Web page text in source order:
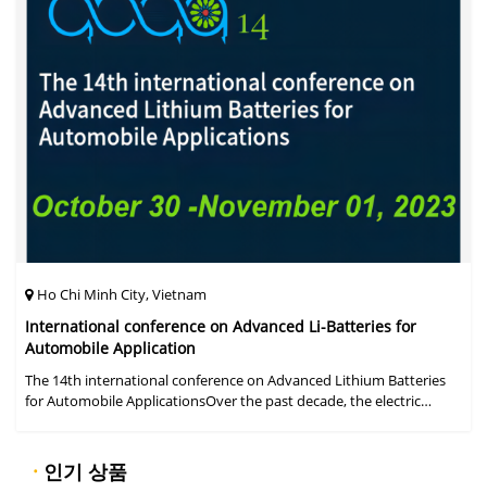
Ho Chi Minh City, Vietnam
International conference on Advanced Li-Batteries for
Automobile Application
The 14th international conference on Advanced Lithium Batteries
for Automobile ApplicationsOver the past decade, the electric
· 인기 상품